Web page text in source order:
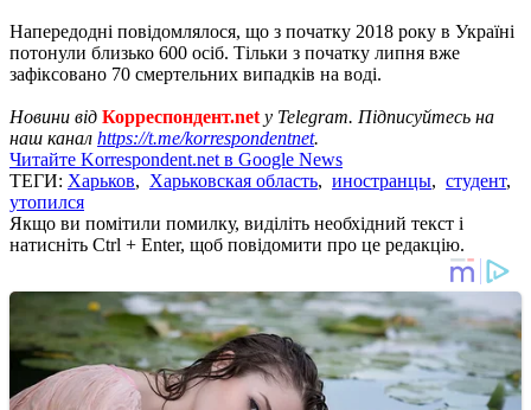
Напередодні повідомлялося, що з початку 2018 року в Україні
потонули близько 600 осіб. Тільки з початку липня вже
зафіксовано 70 смертельних випадків на воді.
Новини від Корреспондент.net у Telegram. Підписуйтесь на
наш канал https://t.me/korrespondentnet.
Читайте Korrespondent.net в Google News
ТЕГИ: Харьков, Харьковская область, иностранцы, студент,
утопился
Якщо ви помітили помилку, виділіть необхідний текст і
натисніть Ctrl + Enter, щоб повідомити про це редакцію.